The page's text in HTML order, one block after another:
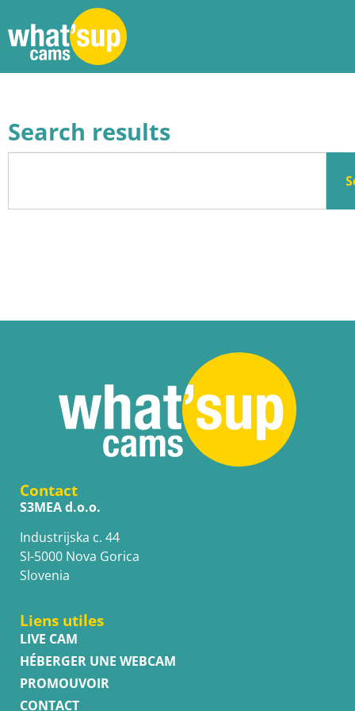
Search results
Contact
S3MEA d.o.o.
Industrijska c. 44
SI-5000 Nova Gorica
Slovenia
Liens utiles
LIVE CAM
HÉBERGER UNE WEBCAM
PROMOUVOIR
CONTACT